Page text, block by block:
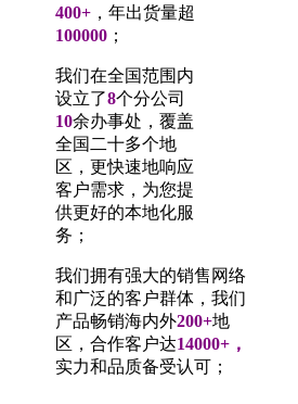
400+，年出货量超
100000；
我们在全国范围内
设立了8个分公司
10余办事处，覆盖
全国二十多个地
区，更快速地响应
客户需求，为您提
供更好的本地化服
务；
我们拥有强大的销售网络
和广泛的客户群体， 我们
产品畅销海内外200+地
区，合作客户达14000+，
实力和品质备受认可；